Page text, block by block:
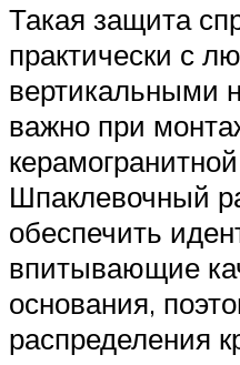
Такая защита
практически с
вертикальными
важно при
Шпаклевочный
обеспечить
впитывающие
основания,
распределения